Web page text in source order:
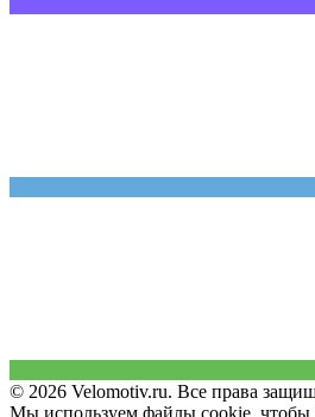
© 2026 Velomotiv.ru. Все права
Мы используем файлы cookie, чтобы